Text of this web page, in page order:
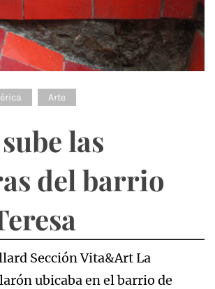
Arte
las
del barrio
Sección Vita&Art La
ubicaba en el barrio de